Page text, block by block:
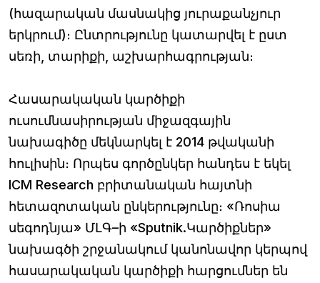
(հազարական մասնակից յուրաքանչյուր
երկրում)։ Ընտրությունը կատարվել է ըստ
սեռի, տարիքի, աշխարհագրության։
Հասարակական կարծիքի
ուսումնասիրության միջազգային
նախագիծը մեկնարկել է 2014 թվականի
հուլիսին։ Որպես գործընկեր հանդես է եկել
ICM Research բրիտանական հայտնի
հետազոտական ընկերությունը։ «Ռոսիա
սեգոդնյա» ՄԼԳ–ի «Sputnik.Կարծիքներ»
նախագծի շրջանակում կանոնավոր կերպով
հասարակական կարծիքի հարցումներ են